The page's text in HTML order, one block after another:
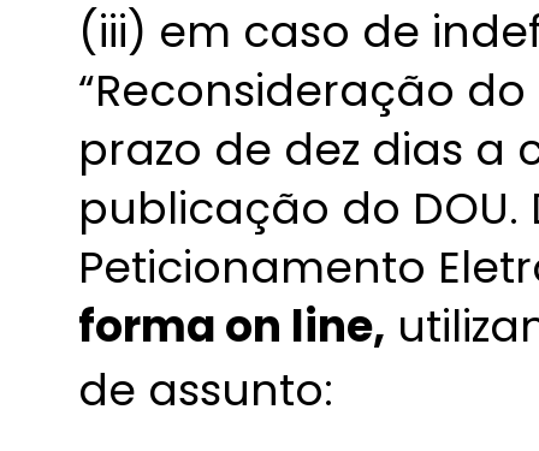
(iii) em caso de
“Reconsideração
prazo de dez dias
publicação do
Peticionamento
forma on line,
de assunto: